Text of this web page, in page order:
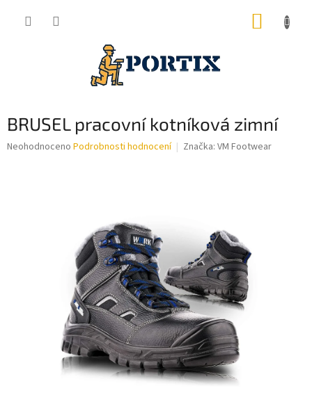
BRUSEL pracovní kotníková zimní
Průměrné
Neohodnoceno Podrobnosti hodnocení Značka: VM Footwear